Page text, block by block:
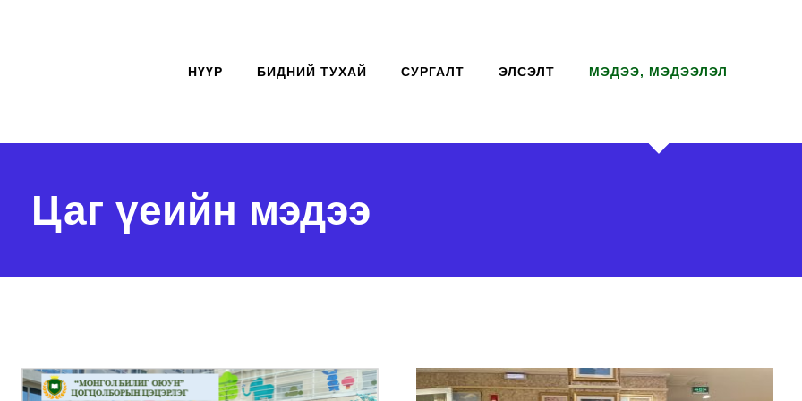
НҮҮР
БИДНИЙ ТУХАЙ СУРГАЛТ ЭЛСЭЛТ МЭДЭЭ, МЭДЭЭЛЭЛ
Цаг үеийн мэдээ